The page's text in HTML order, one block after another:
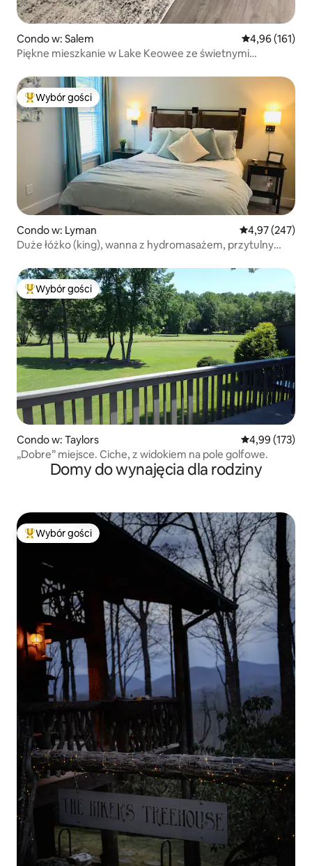
Condo w: Salem Średnia
4,96 (161)
Piękne mieszkanie w Lake Keowee ze świetnymi
Najpopularniejsze z kategorii Wybór gości
Wybór gości
Condo w: Lyman Średnia
4,97 (247)
Duże łóżko (king), wanna z hydromasażem, przytulny
Najpopularniejsze z kategorii Wybór gości
Wybór gości
Condo w: Taylors Średnia
4,99 (173)
„Dobre” miejsce. Ciche, z widokiem na pole golfowe.
Domy do wynajęcia dla rodziny
Najpopularniejsze z kategorii Wybór gości
Wybór gości